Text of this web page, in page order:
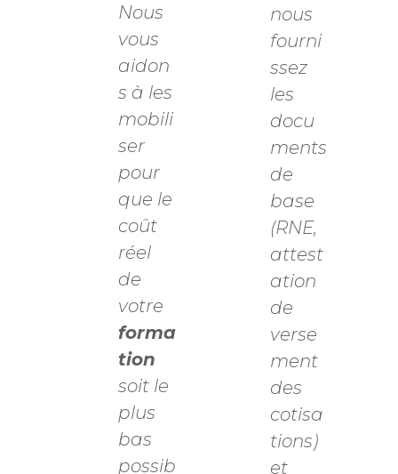
Nous
vous
aidon
s à les
mobili
ser
pour
que le
coût
réel
de
votre
forma
tion
soit le
plus
bas
possib
nous
fourni
ssez
les
docu
ments
de
base
(RNE,
attest
ation
de
verse
ment
des
cotisa
tions)
et